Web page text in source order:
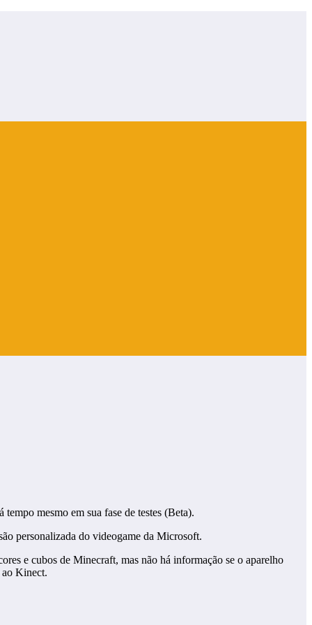
mesmo em sua fase de testes (Beta).
personalizada do videogame da Microsoft.
e cubos de Minecraft, mas não há informação se o aparelho
ao Kinect.